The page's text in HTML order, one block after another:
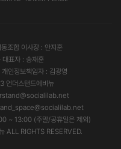
조합 이사장 : 안지훈
대표자 : 송재훈
인정보책임자 : 김광영
언더스탠드에비뉴
~ 13:00 (주말/공휴일은 제외)
ALL RIGHTS RESERVED.